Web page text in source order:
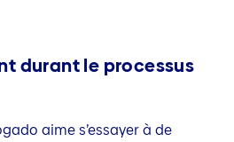
durant le processus
aime s’essayer à de